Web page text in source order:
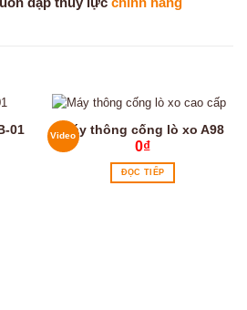
01 VideoMáy thông cống lò xo A98
0₫
ĐỌC TIẾP